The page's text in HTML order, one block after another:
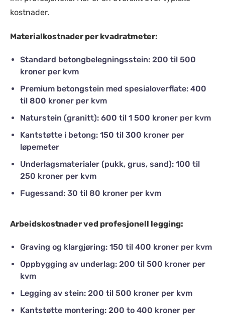
kostnader.
Materialkostnader per kvadratmeter:
Standard betongbelegningsstein: 200 til 500
kroner per kvm
Premium betongstein med spesialoverflate: 400
til 800 kroner per kvm
Naturstein (granitt): 600 til 1 500 kroner per kvm
Kantstøtte i betong: 150 til 300 kroner per
løpemeter
Underlagsmaterialer (pukk, grus, sand): 100 til
250 kroner per kvm
Fugessand: 30 til 80 kroner per kvm
Arbeidskostnader ved profesjonell legging:
Graving og klargjøring: 150 til 400 kroner per kvm
Oppbygging av underlag: 200 til 500 kroner per
kvm
Legging av stein: 200 til 500 kroner per kvm
Kantstøtte montering: 200 to 400 kroner per